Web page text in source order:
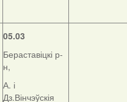
05.03
Бераставіцкі р-
н,
А. і
Дз.Вінчэўскія